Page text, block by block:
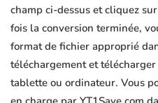
champ ci-dessus et cliquez
fois la conversion terminée,
format de fichier approprié
téléchargement et
tablette ou ordinateur. Vous